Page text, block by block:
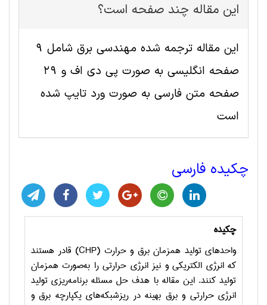
این مقاله چند صفحه است؟
این مقاله ترجمه شده مهندسی برق شامل 9
صفحه انگلیسی به صورت پی دی اف و 29
صفحه متن فارسی به صورت ورد تایپ شده
است
چکیده فارسی
چکیده
واحدهای تولید همزمان برق و حرارت (CHP) قادر هستند
که انرژی الکتریکی و نیز انرژی حرارتی را به‌صورت همزمان
تولید کنند. این مقاله با هدف حل مسئله برنامه‌ریزی تولید
انرژی حرارتی و برق بهینه در ریزشبکه‌های یکپارچه برق و